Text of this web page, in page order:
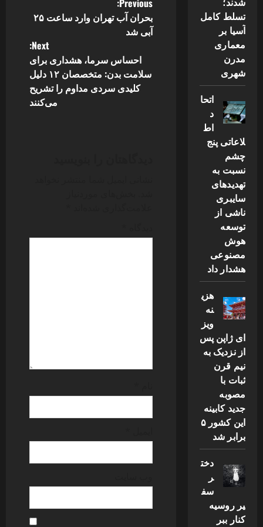
P
o
t
Previous:
بحران آب تهران وارد ساعت ۲۵
آبی شد
Next:
احساس سرما، هشداری برای
سلامت بدن: متخصصان ۱۲ دلیل
کلیدی سردی مداوم را تشریح
می‌کنند
تسلط کامل
آسیا بر
معماری
مدرن
شهری
اتحا
د
اط
لاعاتی پنج
چشم
نسبت به
تهدیدهای
سایبری
ناشی از
توسعه
هوش
مصنوعی
هشدار داد
هزی
نه
ویز
ای ژاپن پس
از نزدیک به
نیم قرن
ثبات با
مصوبه
جدید کابینه
این کشور ۵
برابر شد
دخت
ر
سف
یر روسیه
کنار ببر